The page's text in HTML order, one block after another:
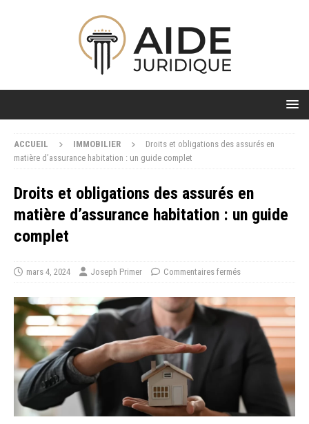
ACCUEIL IMMOBILIER
Droits et obligations des assurés en
matière d’assurance habitation : un guide complet
Droits et obligations des assurés en
matière d’assurance habitation : un guide
complet
mars 4, 2024 Joseph Primer Commentaires fermés